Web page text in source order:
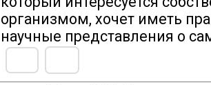
организмом, хочет иметь
научные представления о